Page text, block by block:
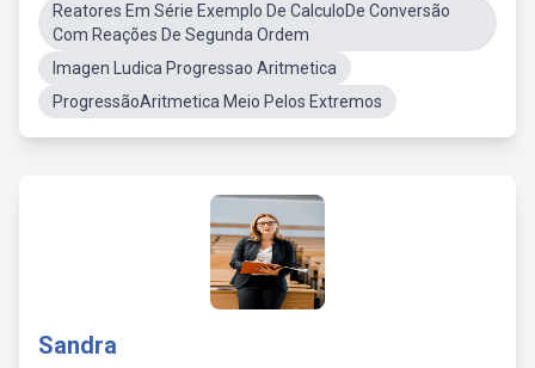
Reatores Em Série Exemplo De CalculoDe Conversão
Com Reações De Segunda Ordem
Imagen Ludica Progressao Aritmetica
ProgressãoAritmetica Meio Pelos Extremos
Sandra